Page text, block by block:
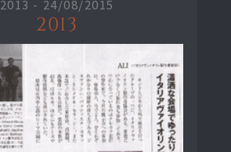
2013 - 24/08/2015
2013